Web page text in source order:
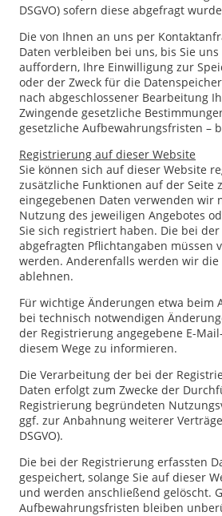
DSGVO) sofern diese abgefragt
Die von Ihnen an uns per
Daten verbleiben bei uns, bis Sie
auffordern, Ihre Einwilligung zur
oder der Zweck für die
nach abgeschlossener Bearbeitung
Zwingende gesetzliche
gesetzliche Aufbewahrungsfristen –
Registrierung auf dieser Website
Sie können sich auf dieser Website
zusätzliche Funktionen auf der Seite
eingegebenen Daten verwenden wir
Nutzung des jeweiligen Angebotes
Sie sich registriert haben. Die bei
abgefragten Pflichtangaben müssen
werden. Anderenfalls werden wir
ablehnen.
Für wichtige Änderungen etwa beim
bei technisch notwendigen
der Registrierung angegebene E-
diesem Wege zu informieren.
Die Verarbeitung der bei der
Daten erfolgt zum Zwecke der
Registrierung begründeten
ggf. zur Anbahnung weiterer
DSGVO).
Die bei der Registrierung erfassten
gespeichert, solange Sie auf dieser
und werden anschließend gelöscht.
Aufbewahrungsfristen bleiben